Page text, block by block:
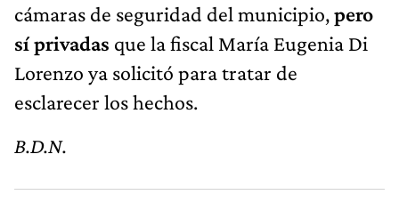
cámaras de seguridad del municipio,pero
sí privadas que la fiscal María Eugenia Di
Lorenzo ya solicitó para tratar de
esclarecer los hechos.
B.D.N.